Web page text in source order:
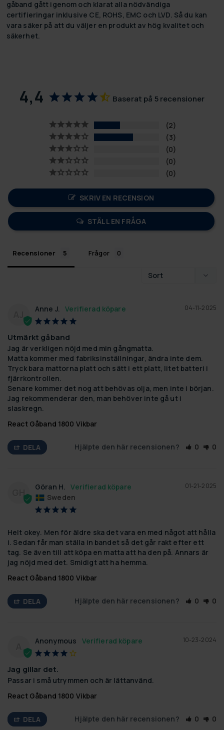
gåband gått igenom och klarat alla nödvändiga
certifieringar inklusive CE, ROHS, EMC och LVD. Så du kan
vara säker på att du väljer en produkt av hög kvalitet och
säkerhet.
4,4 Baserat på 5 recensioner
2
3
0
0
0
SKRIV EN RECENSION
STÄLL EN FRÅGA
Recensioner Frågor
04-11-2025
Anne J.
Utmärkt gåband
Jag är verkligen nöjd med min gångmatta.
Matta kommer med fabriksinställningar, ändra inte dem.
Tryck bara mattorna platt och sätt i ett platt, litet batteri i
fjärrkontrollen.
Senare kommer det nog att behövas olja, men inte i början.
Jag rekommenderar den, man behöver inte gå ut i
slaskregn.
React Gåband 1800 Vikbar
DELA Hjälpte den här recensionen? 0 0
GH
01-21-2025
Göran H.
Sweden
Helt okey. Men för äldre ska det vara en med något att hålla
i. Sedan får man ställa in bandet så det går rakt efter ett
tag. Se även till att köpa en matta att ha den på. Annars är
jag nöjd med det. Smidigt att ha hemma.
React Gåband 1800 Vikbar
DELA Hjälpte den här recensionen? 0 0
10-23-2024
Anonymous
Jag gillar det.
Passar i små utrymmen och är lättanvänd.
React Gåband 1800 Vikbar
DELA Hjälpte den här recensionen? 0 0